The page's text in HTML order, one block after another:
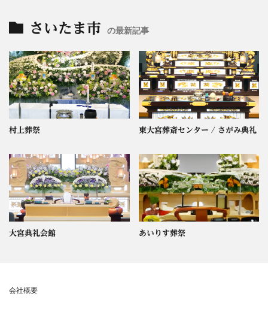
さいたま市 の最新記事
村上葬祭 東大宮葬斎センター / さがみ典礼
大宮典礼会館 あいりす葬祭
会社概要